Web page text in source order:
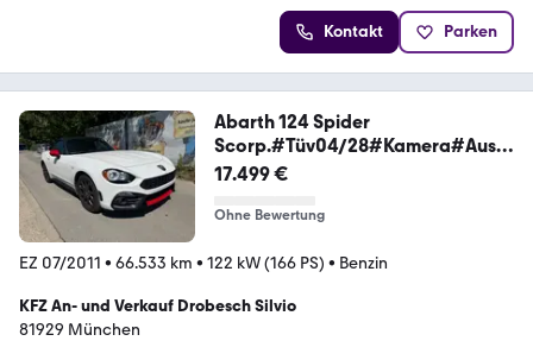
Kontakt Parken
Abarth 124 Spider
Scorp.#Tüv04/28#Kamera#Ausp
uffanlage
17.499 €
Ohne Bewertung
EZ 07/2011 • 66.533 km • 122 kW (166 PS) • Benzin
KFZ An- und Verkauf Drobesch Silvio
81929 München